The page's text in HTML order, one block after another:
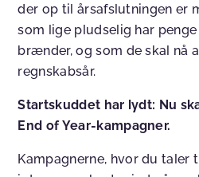
der op til årsafslutningen er
som lige pludselig har
brænder, og som de skal nå
regnskabsår.
Startskuddet har lydt: Nu
End of Year-kampagner.
Kampagnerne, hvor du taler